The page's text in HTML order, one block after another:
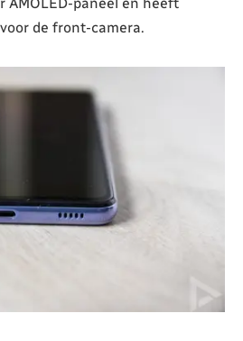
AMOLED-paneel en heeft
de front-camera.